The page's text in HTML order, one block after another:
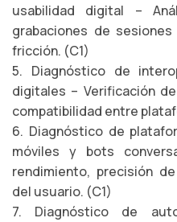
usabilidad digital –
grabaciones de
fricción. (C1)
5. Diagnóstico de
digitales – Verificación
compatibilidad entre
6. Diagnóstico de
móviles y bots
rendimiento, precisión
del usuario. (C1)
7. Diagnóstico de